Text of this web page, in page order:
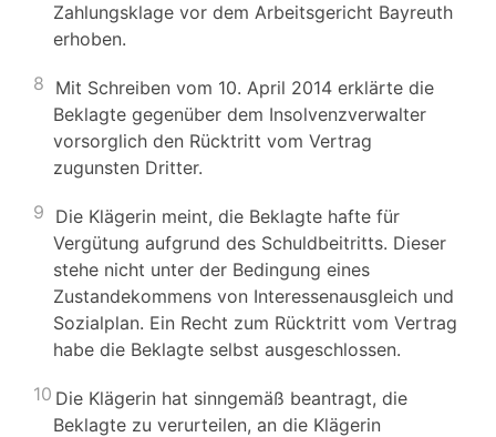
Zahlungsklage vor dem Arbeitsgericht Bayreuth
erhoben.
8 Mit Schreiben vom 10. April 2014 erklärte die
Beklagte gegenüber dem Insolvenzverwalter
vorsorglich den Rücktritt vom Vertrag
zugunsten Dritter.
9 Die Klägerin meint, die Beklagte hafte für
Vergütung aufgrund des Schuldbeitritts. Dieser
stehe nicht unter der Bedingung eines
Zustandekommens von Interessenausgleich und
Sozialplan. Ein Recht zum Rücktritt vom Vertrag
habe die Beklagte selbst ausgeschlossen.
10 Die Klägerin hat sinngemäß beantragt, die
Beklagte zu verurteilen, an die Klägerin